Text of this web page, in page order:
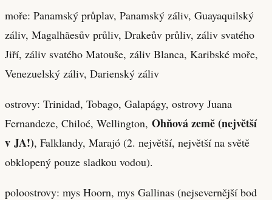
moře: Panamský průplav, Panamský záliv, Guayaquilský
záliv, Magalhãesův průliv, Drakeův průliv, záliv svatého
Jiří, záliv svatého Matouše, záliv Blanca, Karibské moře,
Venezuelský záliv, Darienský záliv
ostrovy: Trinidad, Tobago, Galapágy, ostrovy Juana
Fernandeze, Chiloé, Wellington, Ohňová země (největší
v JA!), Falklandy, Marajó (2. největší, největší na světě
obklopený pouze sladkou vodou).
poloostrovy: mys Hoorn, mys Gallinas (nejsevernější bod